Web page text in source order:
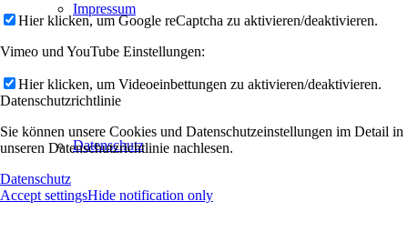
Impressum
Datenschutz
Hier klicken, um Google reCaptcha zu aktivieren/deaktivieren.
Vimeo und YouTube Einstellungen:
Hier klicken, um Videoeinbettungen zu aktivieren/deaktivieren.
Datenschutzrichtlinie
Sie können unsere Cookies und Datenschutzeinstellungen im Detail in
unseren Datenschutzrichtlinie nachlesen.
Datenschutz
Accept settingsHide notification only